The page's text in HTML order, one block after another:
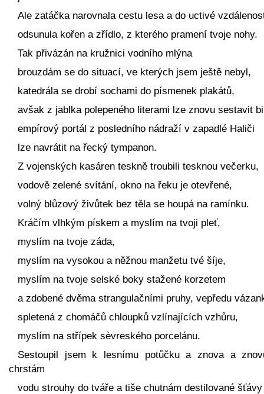
Ale zatáčka narovnala cestu lesa a do uctivé
odsunula kořen a zřídlo, z kterého pramení tvoje nohy.
Tak přivázán na kružnici vodního mlýna
brouzdám se do situací, ve kterých jsem ještě nebyl,
katedrála se drobí sochami do písmenek plakátů,
avšak z jablka polepeného literami lze znovu sestavit
empírový portál z posledního nádraží v zapadlé Haliči
lze navrátit na řecký tympanon.
Z vojenských kasáren teskně troubili tesknou večerku,
vodově zelené svítání, okno na řeku je otevřené,
volný blůzový živůtek bez těla se houpá na ramínku.
Kráčím vlhkým pískem a myslím na tvoji pleť,
myslím na tvoje záda,
myslím na vysokou a něžnou manžetu tvé šíje,
myslím na tvoje selské boky stažené korzetem
a zdobené dvěma strangulačními pruhy, vepředu
spletená z chomáčů chloupků vzlínajících vzhůru,
myslím na střípek sèvreského porcelánu.
Sestoupil jsem k lesnímu potůčku a znova a
chrstám
vodu strouhy do tváře a tiše chutnám destilované šťávy